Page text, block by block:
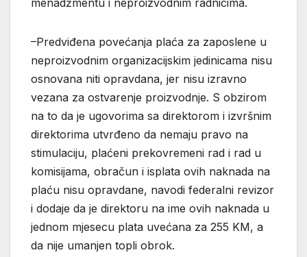
–Predviđena povećanja plaća za zaposlene u
neproizvodnim organizacijskim jedinicama nisu
osnovana niti opravdana, jer nisu izravno
vezana za ostvarenje proizvodnje. S obzirom
na to da je ugovorima sa direktorom i izvršnim
direktorima utvrđeno da nemaju pravo na
stimulaciju, plaćeni prekovremeni rad i rad u
komisijama, obračun i isplata ovih naknada na
plaću nisu opravdane, navodi federalni revizor
i dodaje da je direktoru na ime ovih naknada u
jednom mjesecu plata uvećana za 255 KM, a
da nije umanjen topli obrok.